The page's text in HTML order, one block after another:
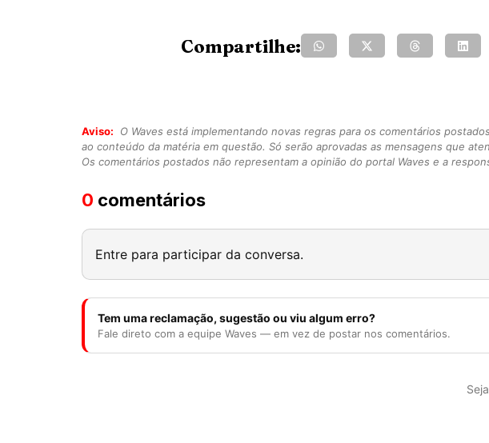
Compartilhe:
Aviso:
O Waves está implementando novas regras para os comentários
ao conteúdo da matéria em questão. Só serão aprovadas as mensagens que
Os comentários postados não representam a opinião do portal Waves e a
0 comentários
Entre para participar da conversa.
Tem uma reclamação, sugestão ou viu algum erro?
Fale direto com a equipe Waves — em vez de postar nos comentários.